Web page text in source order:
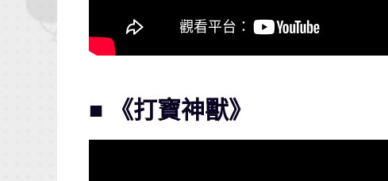
■ 《打寶神獸》